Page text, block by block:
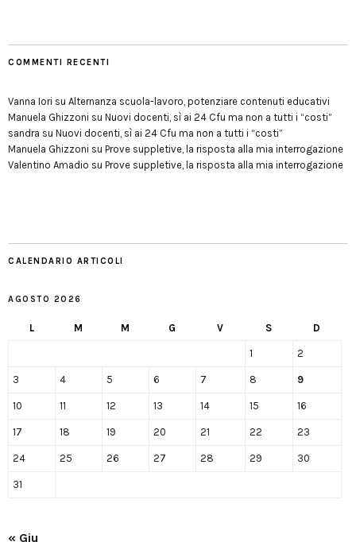
COMMENTI RECENTI
Vanna Iori su Alternanza scuola-lavoro, potenziare contenuti educativi
Manuela Ghizzoni su Nuovi docenti, sì ai 24 Cfu ma non a tutti i “costi”
sandra su Nuovi docenti, sì ai 24 Cfu ma non a tutti i “costi”
Manuela Ghizzoni su Prove suppletive, la risposta alla mia interrogazione
Valentino Amadio su Prove suppletive, la risposta alla mia interrogazione
CALENDARIO ARTICOLI
AGOSTO 2026
L M M G V S D
1 2
3 4 5 6 7 8 9
10 11 12 13 14 15 16
17 18 19 20 21 22 23
24 25 26 27 28 29 30
31
« Giu